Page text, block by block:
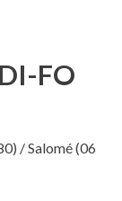
FO
/ Salomé (06